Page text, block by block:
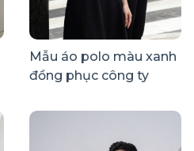
Mẫu áo polo màu xanh
đồng phục công ty